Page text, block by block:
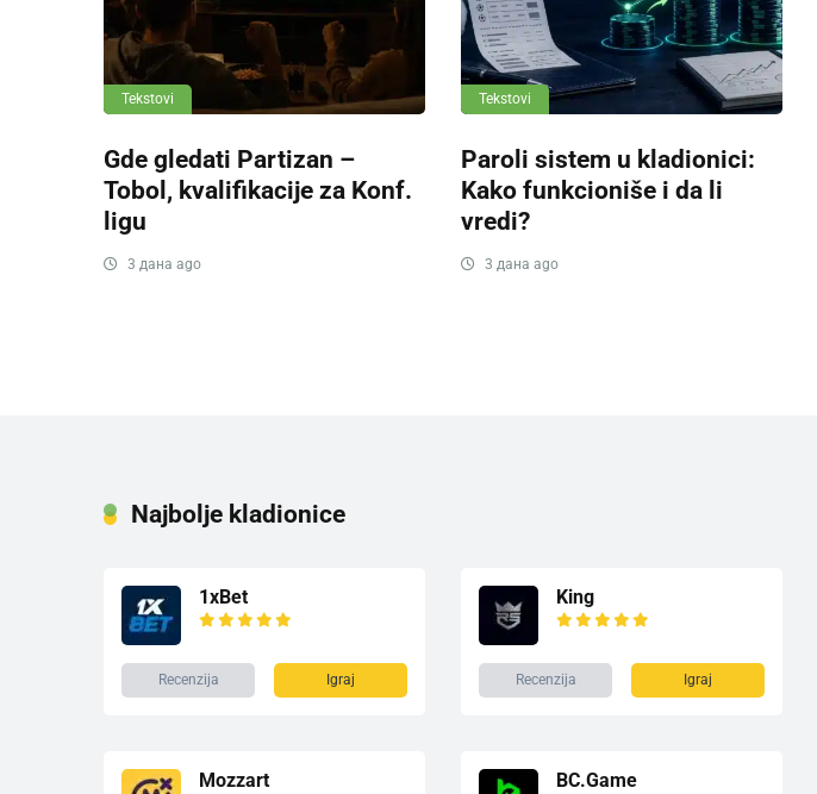
Tekstovi
Gde gledati Partizan –
Tobol, kvalifikacije za Konf.
ligu
3 дана ago
Tekstovi
Paroli sistem u kladionici:
Kako funkcioniše i da li
vredi?
3 дана ago
Najbolje kladionice
1xBet
Recenzija Igraj
King
Recenzija Igraj
Mozzart BC.Game